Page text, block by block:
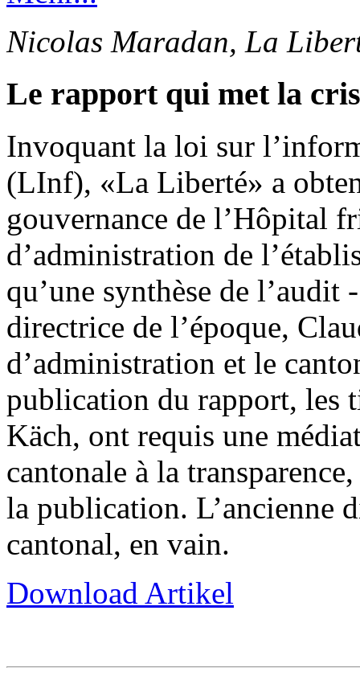
Nicolas Maradan, La
Le rapport qui met la
Invoquant la loi sur
(LInf), «La Liberté» a
gouvernance de l’Hôpital
d’administration de
qu’une synthèse de
directrice de l’époque,
d’administration et le
publication du rapport, les
Käch, ont requis une
cantonale à la
la publication. L’ancienne
cantonal, en vain.
Download Artikel